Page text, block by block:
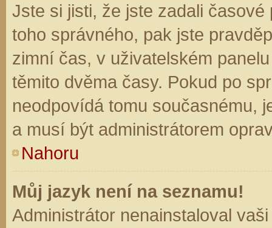
Jste si jisti, že jste zadali
toho správného, pak jste
zimní čas, v uživatelském
těmito dvěma časy. Pokud po
neodpovídá tomu současnému,
a musí být administrátorem
Nahoru
Můj jazyk není na seznamu!
Administrátor nenainstaloval